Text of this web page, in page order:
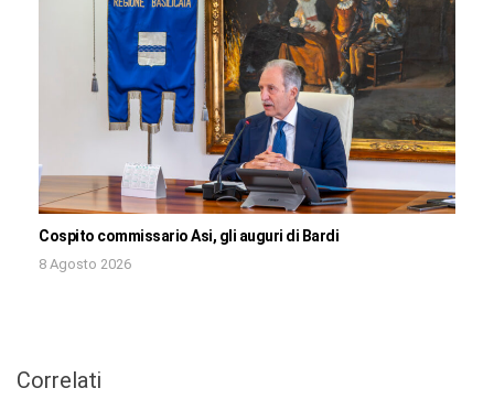
Cospito commissario Asi, gli auguri di Bardi
8 Agosto 2026
Correlati